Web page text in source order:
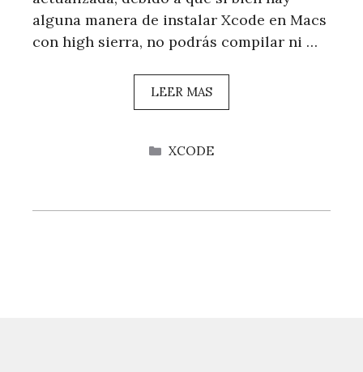
alguna manera de instalar Xcode en Macs
con high sierra, no podrás compilar ni …
LEER MAS
CATEGORÍAS
XCODE